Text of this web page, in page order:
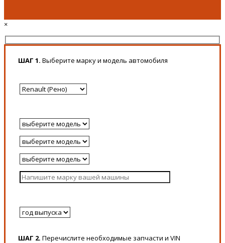
×
ШАГ 1. Выберите марку и модель автомобиля
ШАГ 2. Перечислите необходимые запчасти и VIN